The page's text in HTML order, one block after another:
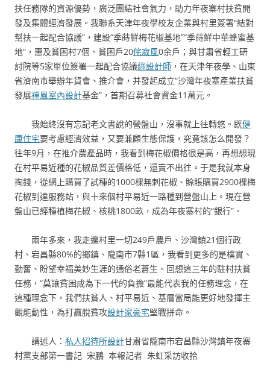
扶任務隊的資源優勢，廣泛團結社會氣力，助力年夜寨村扶貧開
發及集體經濟發展。我聯系天津年夜學校友企業與村里簽署“結對
幫扶一起配合協議”，建設“季蒔鮮梅花椒基地”“季蒔鮮中華蜂蜜基
地”，惠及貧困村7個、貧困戶20侘寂風0余戶；與甘肅省輕工研
討院等5家單位簽署一起配合協議綠設計師 ，在天津年夜學、山東
省濟南市舉辦年貨會、推介會，并發起成立“沙灣年夜寨產業扶貧
發展禪風室內設計基金”，首期召募社會資金11萬元。
我始終沒有忘記老文書說的營盤山，沒事就上往轉悠。既健
康住宅要考慮經濟效益，又要兼顧生態保護，究竟該怎么開發？
往年9月，在推介農產品時，我看到梅花椒價格很是高，再想想現
在村平易近種的花椒品質差價格低，還賣不出往。于是我就本身
掏錢，從網上購買了試種的1000棵無刺花椒、賒賬購買2900棵梅
花椒到達服務站，與十來個村平易近一路種到營盤山上。現在營
盤山已經種植梅花椒、核桃1800畝，成為年夜寨村的“銀行”。
兩年多來，我走遍村里一切249戶農戶、沙灣鎮21個行政
村、宕昌縣80%的鄉鎮、隴南市7縣1區，我看到更多的是樸實、
勤奮、盼望幸福美妙生涯的通俗老蒼生。回想這三年的駐村扶貧
任務，“莫讓貧困成為下一代的負擔”最能代表我的任務理念，在
這種理念下，我們扶貧人、村平易近、基層當局能更好地發揮主
觀能動性，為打贏脫貧攻設計家豪宅堅戰拼命。
講述人： 私人招待所設計甘肅省隴南市宕昌縣沙灣鎮年夜寨
村黨支部第一書記 宋鵬 本報記者 朱虹采訪收拾